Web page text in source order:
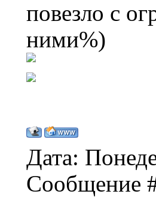
повезло с
ними%)
Дата:
Сообщение